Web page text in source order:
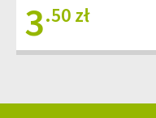
3.50 zł